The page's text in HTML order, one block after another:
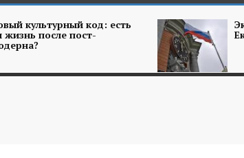
культурный код: есть
жизнь после пост-